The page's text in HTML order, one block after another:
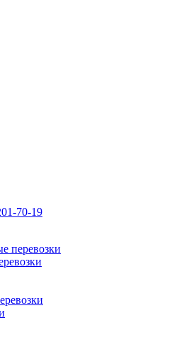
70-19
перевозки